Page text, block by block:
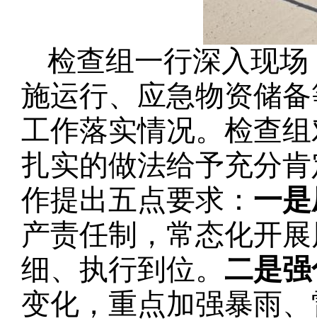
检查组一行深入现
施运行、应急物资储
工作落实情况。检查
扎实的做法给予充分
作提出五点要求： 一
产责任制，常态化开
细、执行到位。 二是
变化，重点加强暴雨